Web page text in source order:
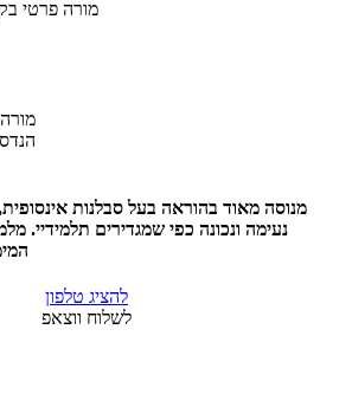
מנוסה מאוד בהוראה בעל סבלנות
נעימה ונכונה כפי שמגדירים תלמידיי.
להציג טלפון
לשלוח ווצאפ